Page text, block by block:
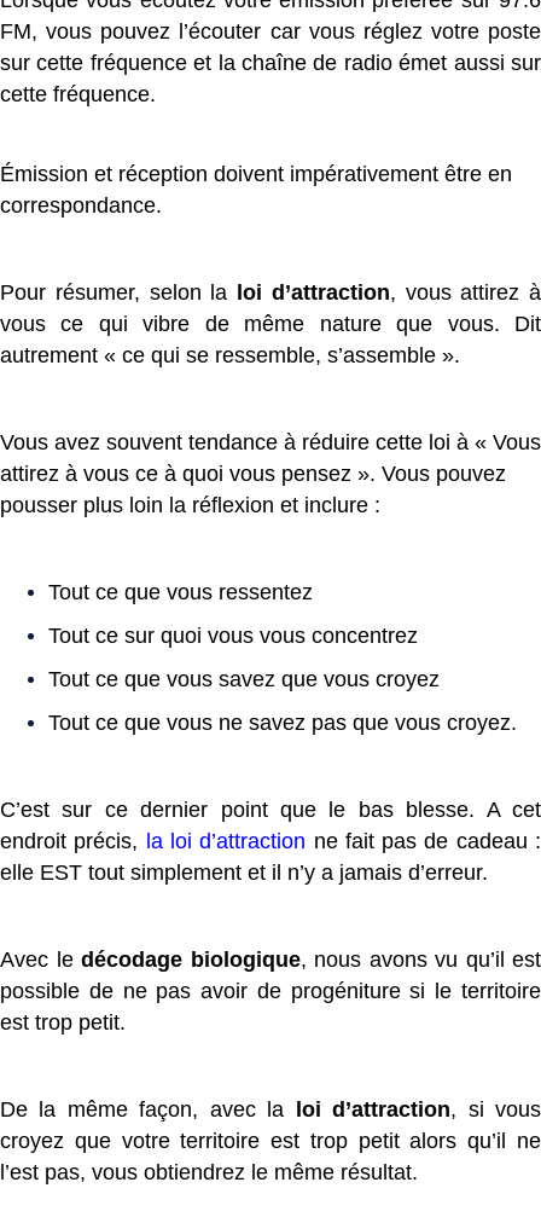
FM, vous pouvez l’écouter car vous réglez votre poste
sur cette fréquence et la chaîne de radio émet aussi sur
cette fréquence.
Émission et réception doivent impérativement être en
correspondance.
Pour résumer, selon la loi d’attraction, vous attirez à
vous ce qui vibre de même nature que vous. Dit
autrement « ce qui se ressemble, s’assemble ».
Vous avez souvent tendance à réduire cette loi à « Vous
attirez à vous ce à quoi vous pensez ». Vous pouvez
pousser plus loin la réflexion et inclure :
Tout ce que vous ressentez
Tout ce sur quoi vous vous concentrez
Tout ce que vous savez que vous croyez
Tout ce que vous ne savez pas que vous croyez.
C’est sur ce dernier point que le bas blesse. A cet
endroit précis, la loi d’attraction ne fait pas de cadeau :
elle EST tout simplement et il n’y a jamais d’erreur.
Avec le décodage biologique, nous avons vu qu’il est
possible de ne pas avoir de progéniture si le territoire
est trop petit.
De la même façon, avec la loi d’attraction, si vous
croyez que votre territoire est trop petit alors qu’il ne
l’est pas, vous obtiendrez le même résultat.